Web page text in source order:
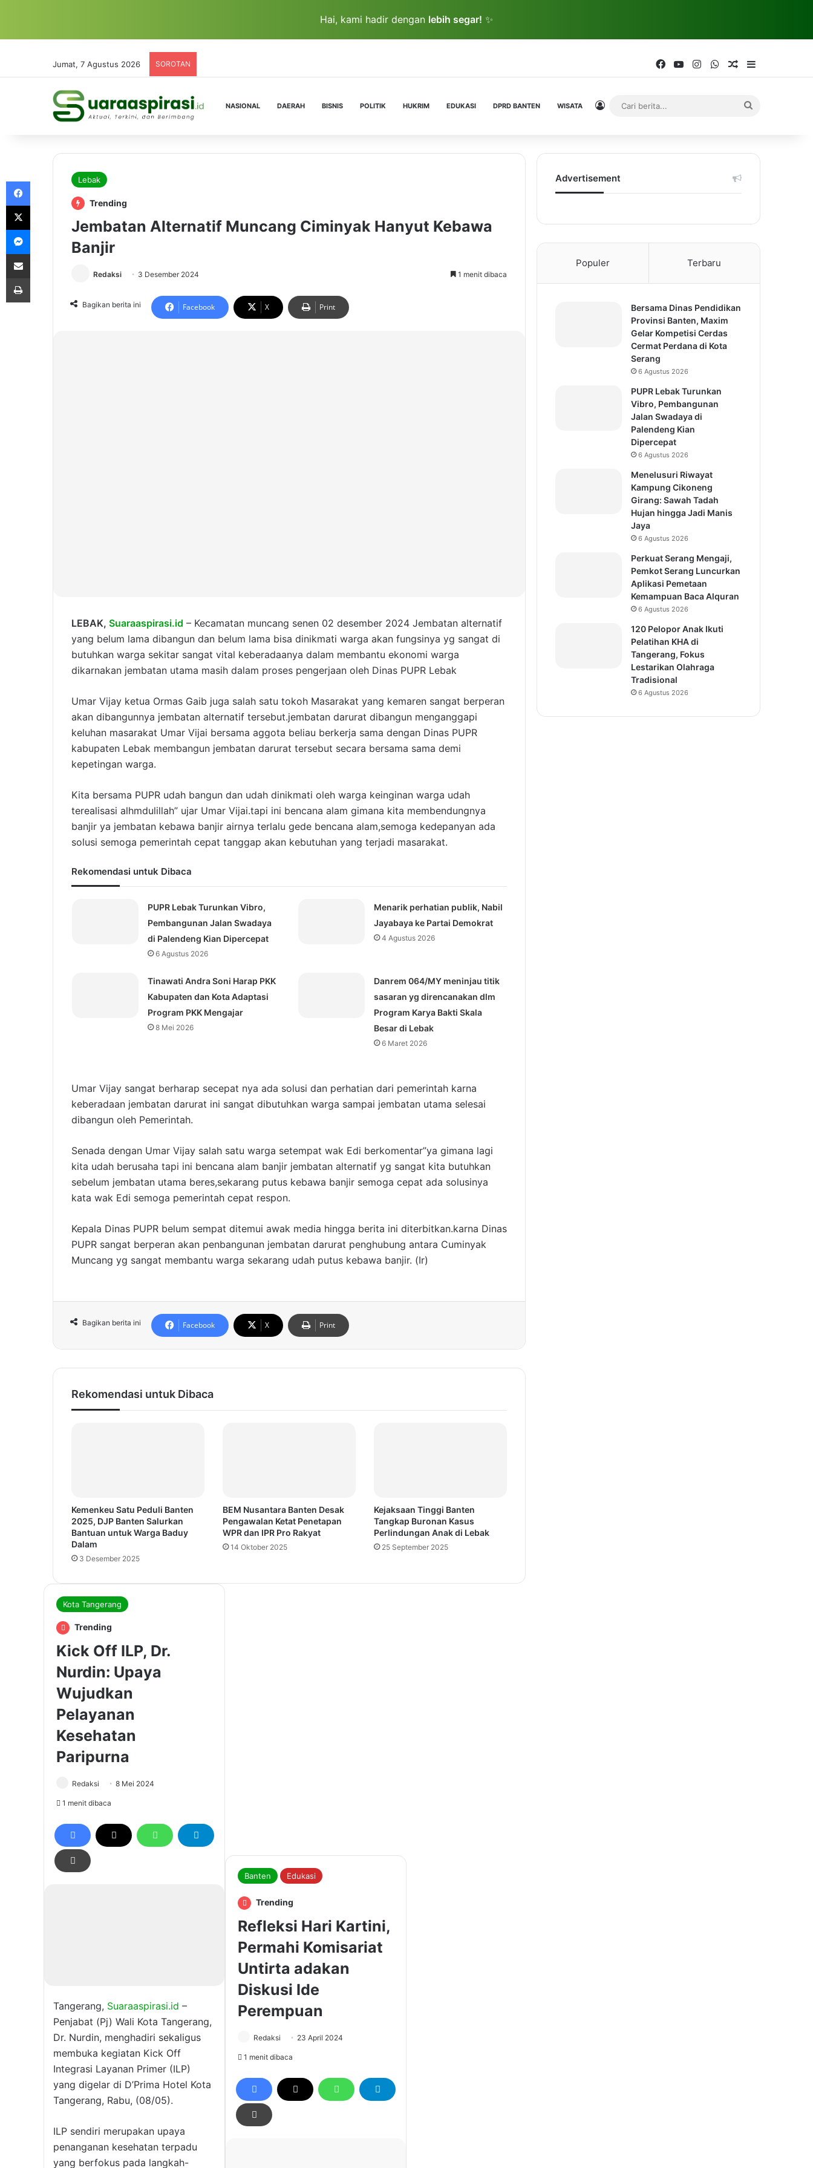
Hai, kami hadir dengan lebih segar! ✨
Jumat, 7 Agustus 2026 SOROTAN FacebookYouTubeInstagramWhatsAppRandom Article
NASIONAL DAERAH BISNIS POLITIK HUKRIM EDUKASI DPRD BANTEN WISATA Log In
Lebak
Trending
Jembatan Alternatif Muncang Ciminyak Hanyut Kebawa
Banjir
Redaksi 3 Desember 2024 1 menit dibaca
Bagikan berita ini Facebook X Print
LEBAK, Suaraaspirasi.id – Kecamatan muncang senen 02 desember 2024 Jembatan alternatif
yang belum lama dibangun dan belum lama bisa dinikmati warga akan fungsinya yg sangat di
butuhkan warga sekitar sangat vital keberadaanya dalam membantu ekonomi warga
dikarnakan jembatan utama masih dalam proses pengerjaan oleh Dinas PUPR Lebak
Umar Vijay ketua Ormas Gaib juga salah satu tokoh Masarakat yang kemaren sangat berperan
akan dibangunnya jembatan alternatif tersebut.jembatan darurat dibangun menganggapi
keluhan masarakat Umar Vijai bersama aggota beliau berkerja sama dengan Dinas PUPR
kabupaten Lebak membangun jembatan darurat tersebut secara bersama sama demi
kepetingan warga.
Kita bersama PUPR udah bangun dan udah dinikmati oleh warga keinginan warga udah
terealisasi alhmdulillah” ujar Umar Vijai.tapi ini bencana alam gimana kita membendungnya
banjir ya jembatan kebawa banjir airnya terlalu gede bencana alam,semoga kedepanyan ada
solusi semoga pemerintah cepat tanggap akan kebutuhan yang terjadi masarakat.
Rekomendasi untuk Dibaca
PUPR Lebak Turunkan Vibro,
Pembangunan Jalan Swadaya
di Palendeng Kian Dipercepat
6 Agustus 2026
Menarik perhatian publik, Nabil
Jayabaya ke Partai Demokrat
4 Agustus 2026
Tinawati Andra Soni Harap PKK
Kabupaten dan Kota Adaptasi
Program PKK Mengajar
8 Mei 2026
Danrem 064/MY meninjau titik
sasaran yg direncanakan dlm
Program Karya Bakti Skala
Besar di Lebak
6 Maret 2026
Umar Vijay sangat berharap secepat nya ada solusi dan perhatian dari pemerintah karna
keberadaan jembatan darurat ini sangat dibutuhkan warga sampai jembatan utama selesai
dibangun oleh Pemerintah.
Senada dengan Umar Vijay salah satu warga setempat wak Edi berkomentar”ya gimana lagi
kita udah berusaha tapi ini bencana alam banjir jembatan alternatif yg sangat kita butuhkan
sebelum jembatan utama beres,sekarang putus kebawa banjir semoga cepat ada solusinya
kata wak Edi semoga pemerintah cepat respon.
Kepala Dinas PUPR belum sempat ditemui awak media hingga berita ini diterbitkan.karna Dinas
PUPR sangat berperan akan penbangunan jembatan darurat penghubung antara Cuminyak
Muncang yg sangat membantu warga sekarang udah putus kebawa banjir. (Ir)
Bagikan berita ini Facebook X Print
Rekomendasi untuk Dibaca
Kemenkeu Satu Peduli Banten
2025, DJP Banten Salurkan
Bantuan untuk Warga Baduy
Dalam
3 Desember 2025
BEM Nusantara Banten Desak
Pengawalan Ketat Penetapan
WPR dan IPR Pro Rakyat
14 Oktober 2025
Kejaksaan Tinggi Banten
Tangkap Buronan Kasus
Perlindungan Anak di Lebak
25 September 2025
Advertisement
Populer Terbaru
Bersama Dinas Pendidikan
Provinsi Banten, Maxim
Gelar Kompetisi Cerdas
Cermat Perdana di Kota
Serang
6 Agustus 2026
PUPR Lebak Turunkan
Vibro, Pembangunan
Jalan Swadaya di
Palendeng Kian
Dipercepat
6 Agustus 2026
Menelusuri Riwayat
Kampung Cikoneng
Girang: Sawah Tadah
Hujan hingga Jadi Manis
Jaya
6 Agustus 2026
Perkuat Serang Mengaji,
Pemkot Serang Luncurkan
Aplikasi Pemetaan
Kemampuan Baca Alquran
6 Agustus 2026
120 Pelopor Anak Ikuti
Pelatihan KHA di
Tangerang, Fokus
Lestarikan Olahraga
Tradisional
6 Agustus 2026
Messenger